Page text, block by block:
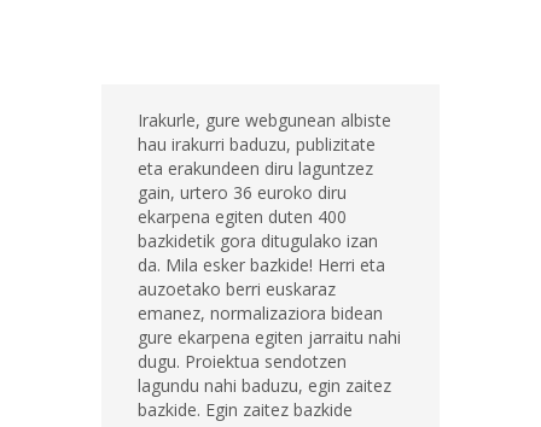
Irakurle, gure webgunean albiste
hau irakurri baduzu, publizitate
eta erakundeen diru laguntzez
gain, urtero 36 euroko diru
ekarpena egiten duten 400
bazkidetik gora ditugulako izan
da. Mila esker bazkide! Herri eta
auzoetako berri euskaraz
emanez, normalizaziora bidean
gure ekarpena egiten jarraitu nahi
dugu. Proiektua sendotzen
lagundu nahi baduzu, egin zaitez
bazkide. Egin zaitez bazkide